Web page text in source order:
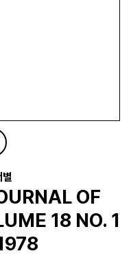
별
OF
18 NO. 1